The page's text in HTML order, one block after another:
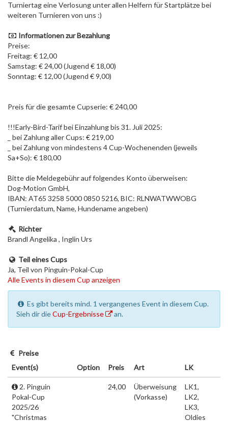
Turniertag eine Verlosung unter allen Helfern für Startplätze bei
weiteren Turnieren von uns :)
Informationen zur Bezahlung
Preise:
Freitag: € 12,00
Samstag: € 24,00 (Jugend € 18,00)
Sonntag: € 12,00 (Jugend € 9,00)
Preis für die gesamte Cupserie: € 240,00
!!!Early-Bird-Tarif bei Einzahlung bis 31. Juli 2025:
_ bei Zahlung aller Cups: € 219,00
_ bei Zahlung von mindestens 4 Cup-Wochenenden (jeweils
Sa+So): € 180,00
Bitte die Meldegebühr auf folgendes Konto überweisen:
Dog-Motion GmbH,
IBAN: AT65 3258 5000 0850 5216, BIC: RLNWATWWOBG
(Turnierdatum, Name, Hundename angeben)
Richter
Brandl Angelika , Inglin Urs
Teil eines Cups
Ja, Teil von Pinguin-Pokal-Cup
Alle Events in diesem Cup anzeigen
Es gibt bereits mind. 1 vergangenes Event in diesem Cup.
Sieh dir dieCup-Ergebnisse an.
Preise
Event(s)
Option Preis Art LK
2. Pinguin
Pokal-Cup
2025/26
"Christmas
24,00
Überweisung
(Vorkasse)
LK1,
LK2,
LK3,
Oldies